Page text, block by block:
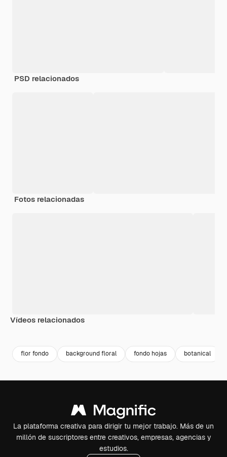
PSD relacionados
Fotos relacionadas
Vídeos relacionados
flor fondo background floral fondo hojas botanical
La plataforma creativa para dirigir tu mejor trabajo. Más de un
millón de suscriptores entre creativos, empresas, agencias y
estudios.